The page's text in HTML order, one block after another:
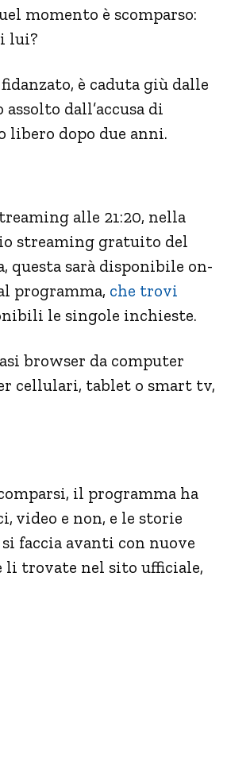
momento è scomparso:
lui?
è caduta giù dalle
dall’accusa di
libero dopo due anni.
alle 21:20, nella
streaming gratuito del
questa sarà disponibile on-
programma, che trovi
le singole inchieste.
browser da computer
cellulari, tablet o smart tv,
il programma ha
video e non, e le storie
faccia avanti con nuove
li trovate nel sito ufficiale,